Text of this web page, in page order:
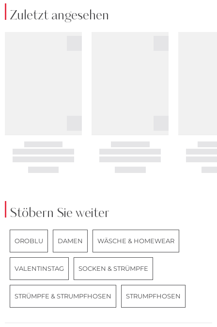
Zuletzt angesehen
Stöbern Sie weiter
OROBLU DAMEN WÄSCHE & HOMEWEAR
VALENTINSTAG SOCKEN & STRÜMPFE
STRÜMPFE & STRUMPFHOSEN STRUMPFHOSEN